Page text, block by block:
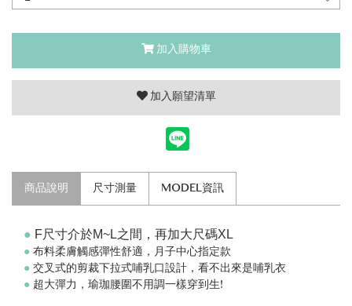
加入購物車
加入願望清單
商品說明 尺寸測量 MODEL資訊
● F尺寸介於M~L之間，再加大尺碼XL
● 布料柔膚觸感彈性舒適，月子中心指定款
● 交叉式的剪裁下拉式哺乳口設計，看不出來是哺乳衣
● 超大彈力，瑜珈腰圍不用調一樣穿到生!